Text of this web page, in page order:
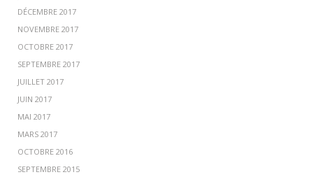
DÉCEMBRE 2017
NOVEMBRE 2017
OCTOBRE 2017
SEPTEMBRE 2017
JUILLET 2017
JUIN 2017
MAI 2017
MARS 2017
OCTOBRE 2016
SEPTEMBRE 2015